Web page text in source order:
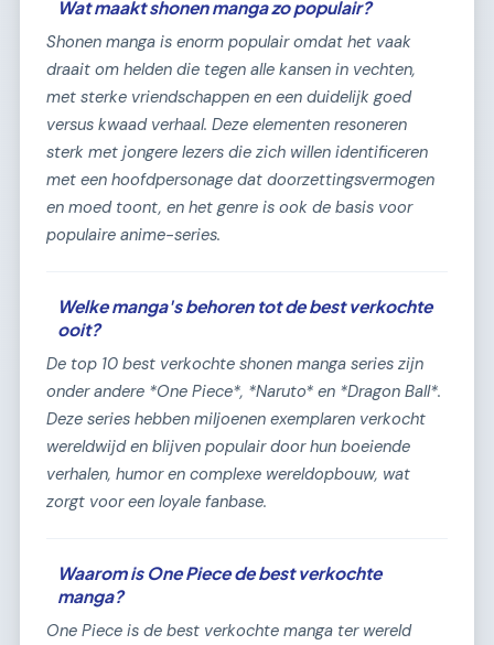
Wat maakt shonen manga zo populair?
Shonen manga is enorm populair omdat het vaak
draait om helden die tegen alle kansen in vechten,
met sterke vriendschappen en een duidelijk goed
versus kwaad verhaal. Deze elementen resoneren
sterk met jongere lezers die zich willen identificeren
met een hoofdpersonage dat doorzettingsvermogen
en moed toont, en het genre is ook de basis voor
populaire anime-series.
Welke manga's behoren tot de best verkochte
ooit?
De top 10 best verkochte shonen manga series zijn
onder andere *One Piece*, *Naruto* en *Dragon Ball*.
Deze series hebben miljoenen exemplaren verkocht
wereldwijd en blijven populair door hun boeiende
verhalen, humor en complexe wereldopbouw, wat
zorgt voor een loyale fanbase.
Waarom is One Piece de best verkochte
manga?
One Piece is de best verkochte manga ter wereld